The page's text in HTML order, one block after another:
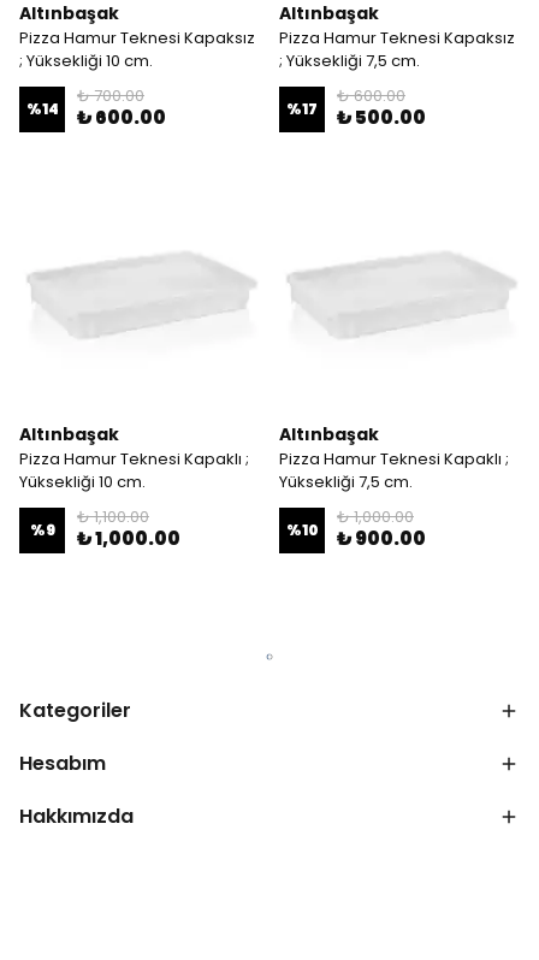
Altınbaşak
Pizza Hamur Teknesi Kapaksız
; Yüksekliği 10 cm.
%14
₺ 700.00
₺ 600.00
Altınbaşak
Pizza Hamur Teknesi Kapaksız
; Yüksekliği 7,5 cm.
%17
₺ 600.00
₺ 500.00
Altınbaşak
Pizza Hamur Teknesi Kapaklı ;
Yüksekliği 10 cm.
%9
₺ 1,100.00
₺ 1,000.00
Altınbaşak
Pizza Hamur Teknesi Kapaklı ;
Yüksekliği 7,5 cm.
%10
₺ 1,000.00
₺ 900.00
Kategoriler
Hesabım
Hakkımızda